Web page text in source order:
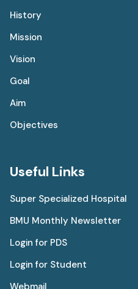
History
Mission
Vision
Goal
Aim
Objectives
Useful Links
Super Specialized Hospital
BMU Monthly Newsletter
Login for PDS
Login for Student
Webmail